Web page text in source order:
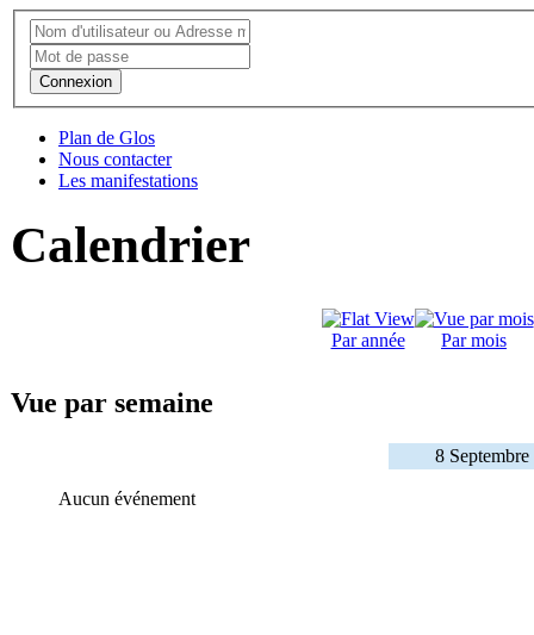
Connexion
Plan de Glos
Nous contacter
Les manifestations
Calendrier
Par année Par mois
Vue par semaine
8
Aucun événement